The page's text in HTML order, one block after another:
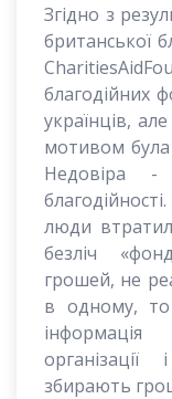
Згідно з
британської
благодійних
українців,
мотивом
Недовіра -
люди
безліч
грошей, не
в одному, то
збирають